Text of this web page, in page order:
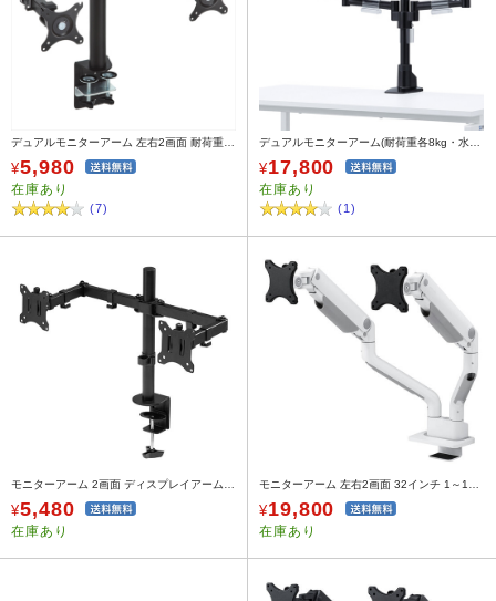
¥5,980
在庫あり
(7)
¥17,800
在庫あり
(1)
¥5,480
在庫あり
¥19,800
在庫あり